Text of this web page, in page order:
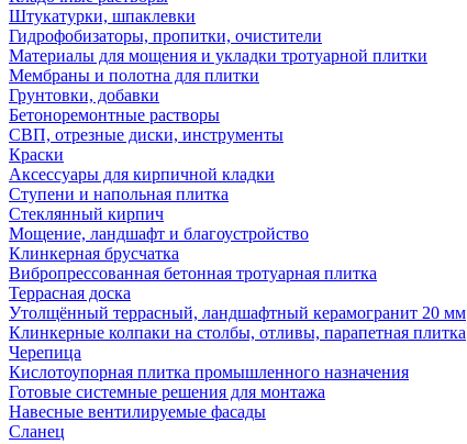
Штукатурки, шпаклевки
Гидрофобизаторы, пропитки, очистители
Материалы для мощения и укладки тротуарной плитки
Мембраны и полотна для плитки
Грунтовки, добавки
Бетоноремонтные растворы
СВП, отрезные диски, инструменты
Краски
Аксессуары для кирпичной кладки
Ступени и напольная плитка
Cтеклянный кирпич
Мощение, ландшафт и благоустройство
Клинкерная брусчатка
Вибропрессованная бетонная тротуарная плитка
Террасная доска
Утолщённый террасный, ландшафтный керамогранит 20 мм
Клинкерные колпаки на столбы, отливы, парапетная плитка
Черепица
Кислотоупорная плитка промышленного назначения
Готовые системные решения для монтажа
Навесные вентилируемые фасады
Сланец